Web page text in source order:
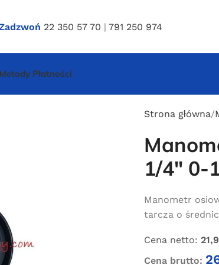
22 350 57 70 |791 250 974
Metody Płatności
Strona główna
1/4″ 0-
Manometr
tarcza o
Cena netto:
Cena brutto: